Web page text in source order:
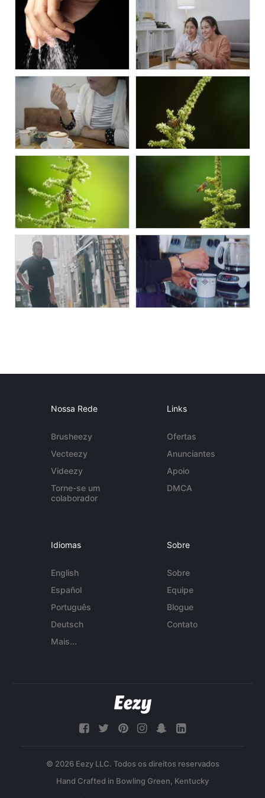
Nossa Rede
Brusheezy
Vecteezy
Videezy
Torne-se um
colaborador
Links
Ofertas
Anunciantes
Apoio
DMCA
Idiomas
English
Español
Português
Deutsch
Mais...
Sobre
Sobre
Equipe
Blogue
Contato
© 2026 Eezy LLC. Todos os direitos reservados